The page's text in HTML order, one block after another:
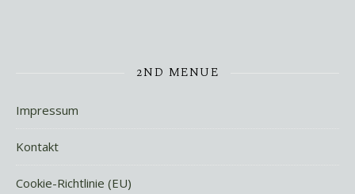
2ND MENUE
Impressum
Kontakt
Cookie-Richtlinie (EU)